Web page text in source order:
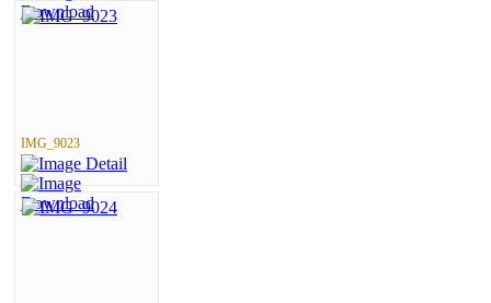
IMG_9023